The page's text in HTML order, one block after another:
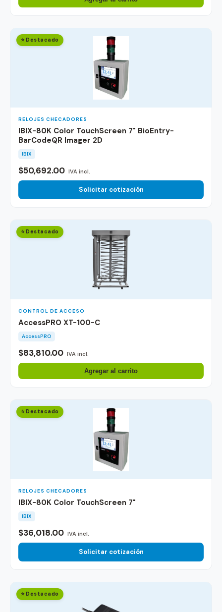
⭐ Destacado
RELOJES CHECADORES
IBIX-80K Color TouchScreen 7" BioEntry-
BarCodeQR Imager 2D
IBIX
$50,692.00 IVA incl.
Solicitar cotización
⭐ Destacado
CONTROL DE ACCESO
AccessPRO XT-100-C
AccessPRO
$83,810.00 IVA incl.
Agregar al carrito
⭐ Destacado
RELOJES CHECADORES
IBIX-80K Color TouchScreen 7"
IBIX
$36,018.00 IVA incl.
Solicitar cotización
⭐ Destacado